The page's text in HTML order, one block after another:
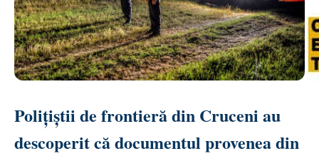
Polițiștii de frontieră din Cruceni au
descoperit că documentul provenea din